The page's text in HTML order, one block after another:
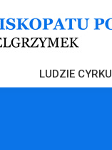
LUDZIE CYRKU